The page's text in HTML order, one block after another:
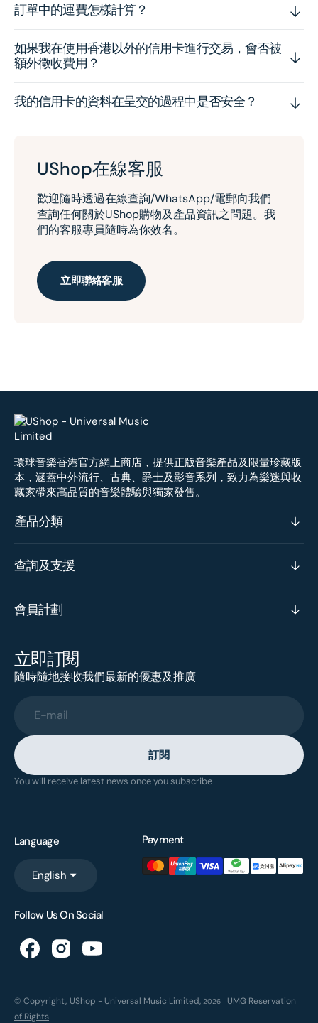
訂單中的運費怎樣計算？
如果我在使用香港以外的信用卡進行交易，會否被
額外徵收費用？
我的信用卡的資料在呈交的過程中是否安全？
UShop在線客服
歡迎隨時透過在線查詢/WhatsApp/電郵向我們
查詢任何關於UShop購物及產品資訊之問題。我
們的客服專員隨時為你效名。
立即聯絡客服
環球音樂香港官方網上商店，提供正版音樂產品及限量珍藏版
本，涵蓋中外流行、古典、爵士及影音系列，致力為樂迷與收
藏家帶來高品質的音樂體驗與獨家發售。
產品分類
查詢及支援
會員計劃
立即訂閱
隨時隨地接收我們最新的優惠及推廣
E-mail
訂閱
You will receive latest news once you subscribe
Language
English
Payment
Follow Us On Social
© Copyright, UShop - Universal Music Limited, 2026
UMG Reservation
of Rights